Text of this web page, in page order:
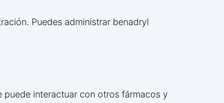
Puedes administrar benadryl
puede interactuar con otros fármacos y